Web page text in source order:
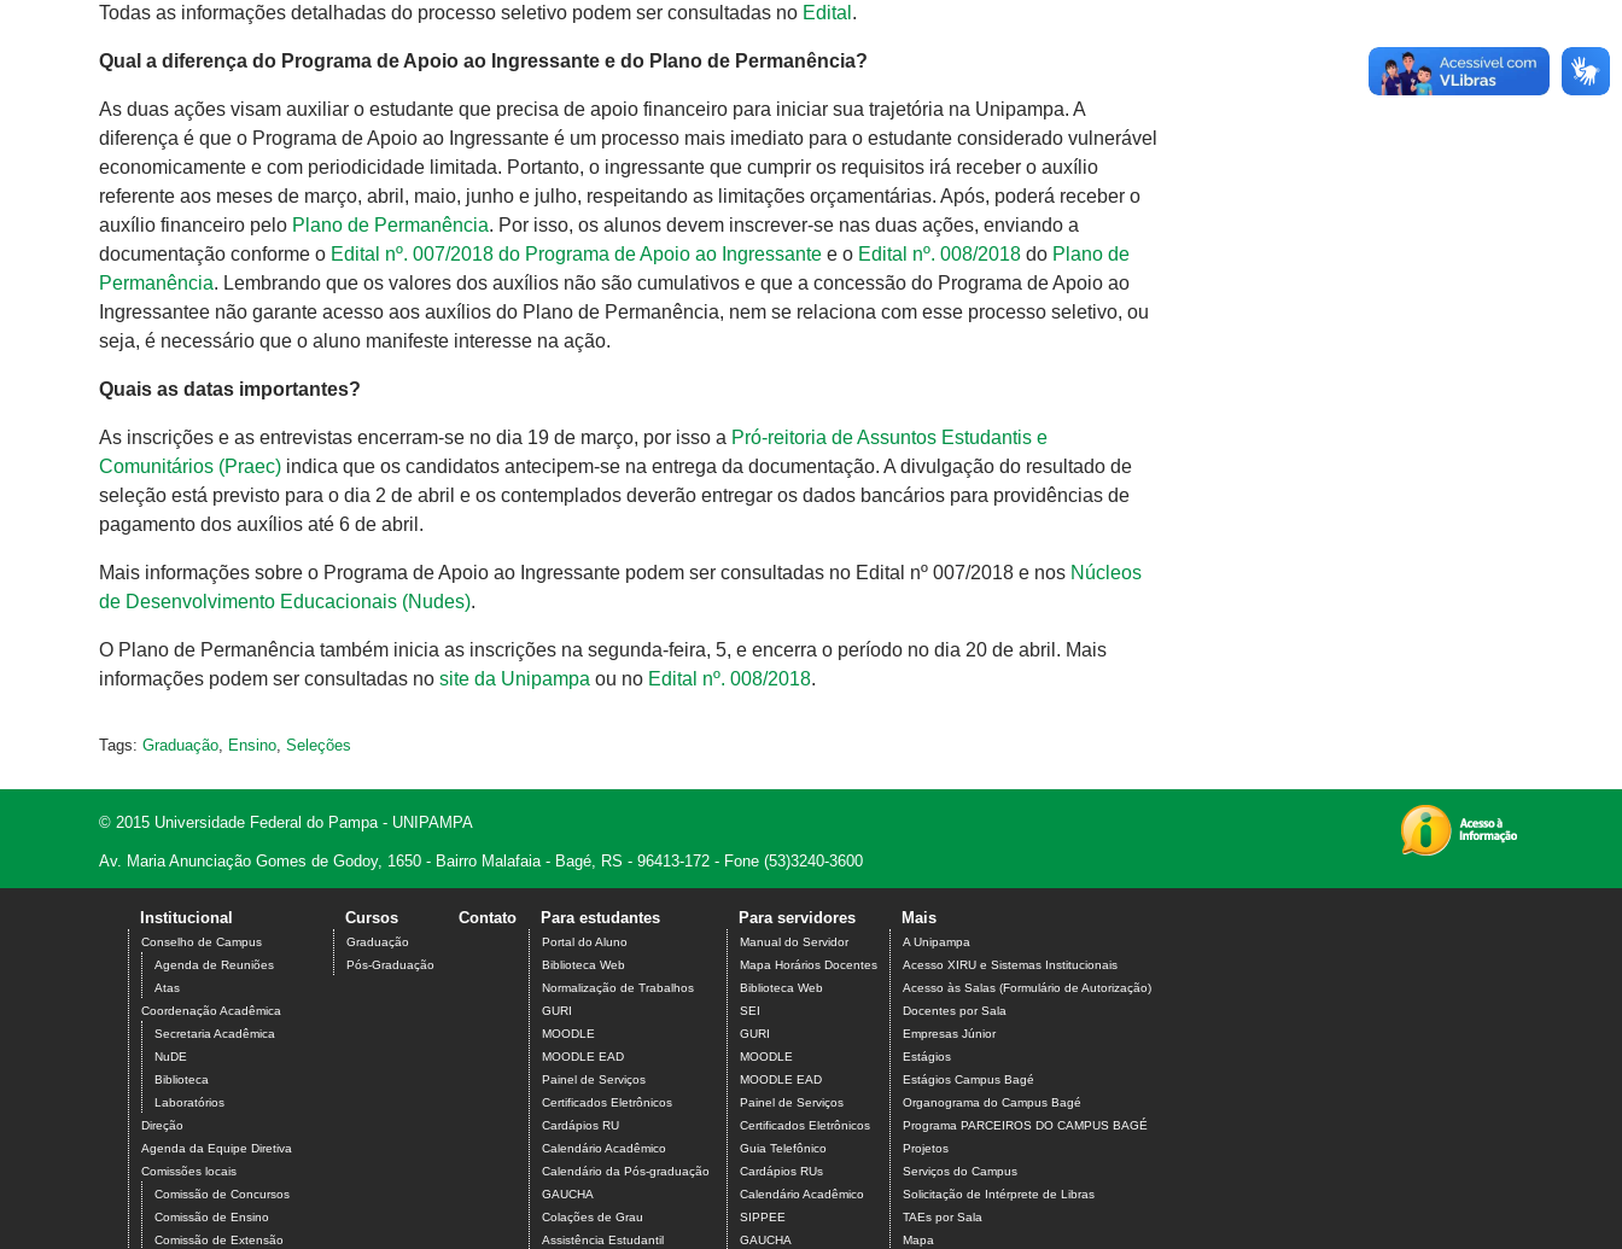
Todas as informações detalhadas do processo seletivo podem ser consultadas no Edital .
Qual a diferença do Programa de Apoio ao Ingressante e do Plano de Permanência?
As duas ações visam auxiliar o estudante que precisa de apoio financeiro para iniciar sua trajetória na Unipampa. A
diferença é que o Programa de Apoio ao Ingressante é um processo mais imediato para o estudante considerado vulnerável
economicamente e com periodicidade limitada. Portanto, o ingressante que cumprir os requisitos irá receber o auxílio
referente aos meses de março, abril, maio, junho e julho, respeitando as limitações orçamentárias. Após, poderá receber o
auxílio financeiro pelo Plano de Permanência. Por isso, os alunos devem inscrever-se nas duas ações, enviando a
documentação conforme o Edital nº. 007/2018 do Programa de Apoio ao Ingressante e o Edital nº. 008/2018 do Plano de
Permanência. Lembrando que os valores dos auxílios não são cumulativos e que a concessão do Programa de Apoio ao
Ingressantee não garante acesso aos auxílios do Plano de Permanência, nem se relaciona com esse processo seletivo, ou
seja, é necessário que o aluno manifeste interesse na ação.
Quais as datas importantes?
As inscrições e as entrevistas encerram-se no dia 19 de março, por isso a Pró-reitoria de Assuntos Estudantis e
Comunitários (Praec) indica que os candidatos antecipem-se na entrega da documentação. A divulgação do resultado de
seleção está previsto para o dia 2 de abril e os contemplados deverão entregar os dados bancários para providências de
pagamento dos auxílios até 6 de abril.
Mais informações sobre o Programa de Apoio ao Ingressante podem ser consultadas no Edital nº 007/2018 e nos Núcleos
de Desenvolvimento Educacionais (Nudes).
O Plano de Permanência também inicia as inscrições na segunda-feira, 5, e encerra o período no dia 20 de abril. Mais
informações podem ser consultadas no site da Unipampa ou no Edital nº. 008/2018.
Tags: Graduação Ensino Seleções
© 2015 Universidade Federal do Pampa - UNIPAMPA
Av. Maria Anunciação Gomes de Godoy, 1650 - Bairro Malafaia - Bagé, RS - 96413-172 - Fone (53)3240-3600
Institucional
Conselho de Campus
Agenda de Reuniões
Atas
Coordenação Acadêmica
Secretaria Acadêmica
NuDE
Biblioteca
Laboratórios
Direção
Agenda da Equipe Diretiva
Comissões locais
Comissão de Concursos
Comissão de Ensino
Comissão de Extensão
Cursos
Graduação
Pós-Graduação
Contato Para estudantes
Portal do Aluno
Biblioteca Web
Normalização de Trabalhos
GURI
MOODLE
MOODLE EAD
Painel de Serviços
Certificados Eletrônicos
Cardápios RU
Calendário Acadêmico
Calendário da Pós-graduação
GAUCHA
Colações de Grau
Assistência Estudantil
Para servidores
Manual do Servidor
Mapa Horários Docentes
Biblioteca Web
SEI
GURI
MOODLE
MOODLE EAD
Painel de Serviços
Certificados Eletrônicos
Guia Telefônico
Cardápios RUs
Calendário Acadêmico
SIPPEE
GAUCHA
Mais
A Unipampa
Acesso XIRU e Sistemas Institucionais
Acesso às Salas (Formulário de Autorização)
Docentes por Sala
Empresas Júnior
Estágios
Estágios Campus Bagé
Organograma do Campus Bagé
Programa PARCEIROS DO CAMPUS BAGÉ
Projetos
Serviços do Campus
Solicitação de Intérprete de Libras
TAEs por Sala
Mapa